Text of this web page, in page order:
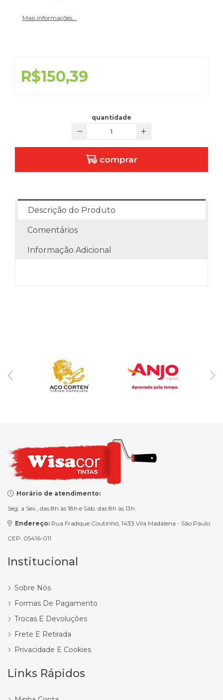
Mais informações...
R$150,39
quantidade
comprar
Descrição do Produto
Comentários
Informação Adicional
Horário de atendimento:
Seg. a Sex., das 8h às 18h e Sáb. das 8h às 13h.
Endereço: Rua Fradique Coutinho, 1433 Vila Madalena - São Paulo
CEP: 05416-011
Institucional
Sobre Nós
Formas De Pagamento
Trocas E Devoluções
Frete E Retirada
Privacidade E Cookies
Links Rápidos